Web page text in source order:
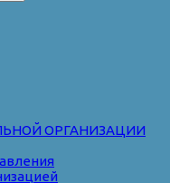
ОРГАНИЗАЦИИ